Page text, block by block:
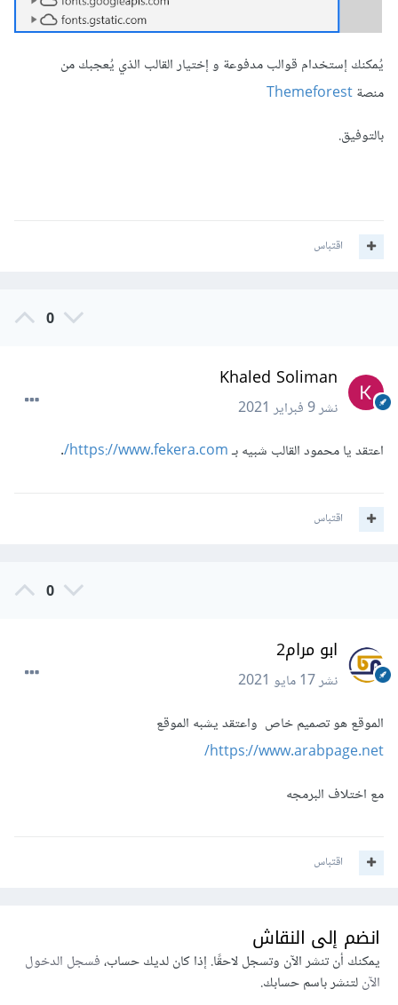
يُمكنك إستخدام قوالب مدفوعة و إختيار القالب الذي يُعجبك من
منصةThemeforest
بالتوفيق.
اقتباس
0
Khaled Soliman
نشر9 فبراير 2021
اعتقد يا محمود القالب شبيه بـhttps://www.fekera.com/
.
اقتباس
0
ابو مرام2
نشر17 مايو 2021
الموقع هو تصميم خاص واعتقد يشبه الموقع
https://www.arabpage.net/
مع اختلاف البرمجه
اقتباس
انضم إلى النقاش
يمكنك أن تنشر الآن وتسجل لاحقًا. إذا كان لديك حساب،فسجل الدخول
الآنلتنشر باسم حسابك.